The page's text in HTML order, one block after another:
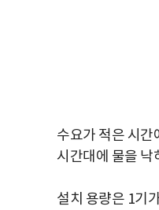
수요가 적은 시간
시간대에 물을 낙
설치 용량은 1기